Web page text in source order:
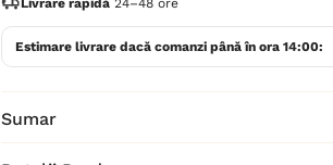
este:Livrare rapidă 24–48 ore
Estimare livrare dacă comanzi până în ora 14:00:
Sumar